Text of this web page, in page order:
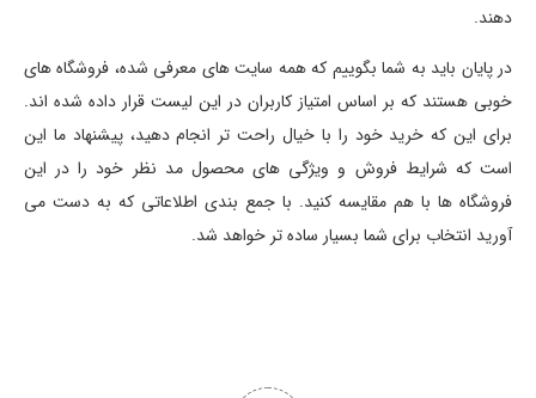
دهند.
در پایان باید به شما بگوییم که همه سایت های معرفی شده، فروشگاه های
خوبی هستند که بر اساس امتیاز کاربران در این لیست قرار داده شده اند.
برای این که خرید خود را با خیال راحت تر انجام دهید، پیشنهاد ما این
است که شرایط فروش و ویژگی های محصول مد نظر خود را در این
فروشگاه ها با هم مقایسه کنید. با جمع بندی اطلاعاتی که به دست می
آورید انتخاب برای شما بسیار ساده تر خواهد شد.